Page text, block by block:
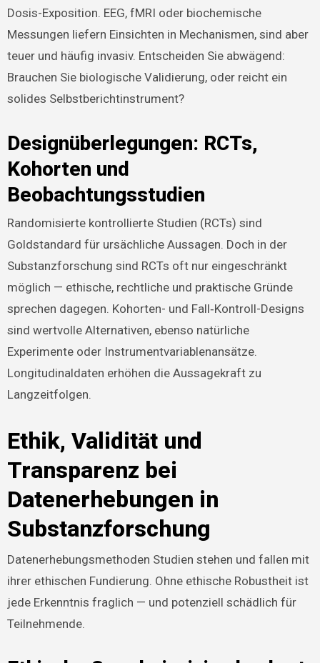
Dosis-Exposition. EEG, fMRI oder biochemische
Messungen liefern Einsichten in Mechanismen, sind aber
teuer und häufig invasiv. Entscheiden Sie abwägend:
Brauchen Sie biologische Validierung, oder reicht ein
solides Selbstberichtinstrument?
Designüberlegungen: RCTs,
Kohorten und
Beobachtungsstudien
Randomisierte kontrollierte Studien (RCTs) sind
Goldstandard für ursächliche Aussagen. Doch in der
Substanzforschung sind RCTs oft nur eingeschränkt
möglich — ethische, rechtliche und praktische Gründe
sprechen dagegen. Kohorten- und Fall‑Kontroll-Designs
sind wertvolle Alternativen, ebenso natürliche
Experimente oder Instrumentvariablenansätze.
Longitudinaldaten erhöhen die Aussagekraft zu
Langzeitfolgen.
Ethik, Validität und
Transparenz bei
Datenerhebungen in
Substanzforschung
Datenerhebungsmethoden Studien stehen und fallen mit
ihrer ethischen Fundierung. Ohne ethische Robustheit ist
jede Erkenntnis fraglich — und potenziell schädlich für
Teilnehmende.